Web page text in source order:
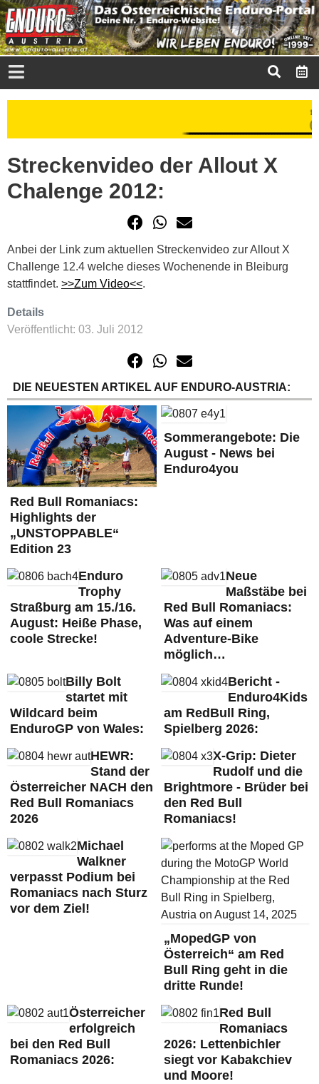
Streckenvideo der Allout X
Chalenge 2012:
Anbei der Link zum aktuellen Streckenvideo zur Allout X
Challenge 12.4 welche dieses Wochenende in Bleiburg
stattfindet. >>Zum Video<<.
Details
Veröffentlicht: 03. Juli 2012
DIE NEUESTEN ARTIKEL AUF ENDURO-AUSTRIA:
Red Bull Romaniacs:
Highlights der
„UNSTOPPABLE“
Edition 23
Sommerangebote: Die
August - News bei
Enduro4you
Enduro
Trophy
Straßburg am 15./16.
August: Heiße Phase,
coole Strecke!
Neue
Maßstäbe bei
Red Bull Romaniacs:
Was auf einem
Adventure-Bike
möglich…
Billy Bolt
startet mit
Wildcard beim
EnduroGP von Wales:
Bericht -
Enduro4Kids
am RedBull Ring,
Spielberg 2026:
HEWR:
Stand der
Österreicher NACH den
Red Bull Romaniacs
2026
X-Grip: Dieter
Rudolf und die
Brightmore - Brüder bei
den Red Bull
Romaniacs!
Michael
Walkner
verpasst Podium bei
Romaniacs nach Sturz
vor dem Ziel!
„MopedGP von
Österreich“ am Red
Bull Ring geht in die
dritte Runde!
Österreicher
erfolgreich
bei den Red Bull
Romaniacs 2026:
Red Bull
Romaniacs
2026: Lettenbichler
siegt vor Kabakchiev
und Moore!